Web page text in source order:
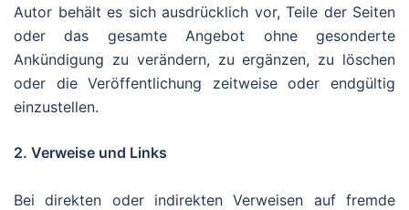
Autor behält es sich ausdrücklich vor, Teile der Seiten
oder das gesamte Angebot ohne gesonderte
Ankündigung zu verändern, zu ergänzen, zu löschen
oder die Veröffentlichung zeitweise oder endgültig
einzustellen.
2. Verweise und Links
Bei direkten oder indirekten Verweisen auf fremde